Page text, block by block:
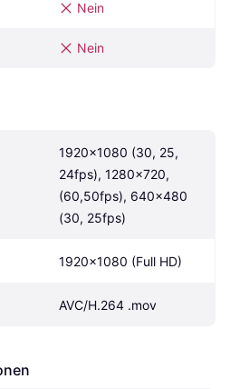
Nein
Nein
1920x1080 (30, 25,
24fps), 1280x720,
(60,50fps), 640x480
(30, 25fps)
1920x1080 (Full HD)
AVC/H.264 .mov